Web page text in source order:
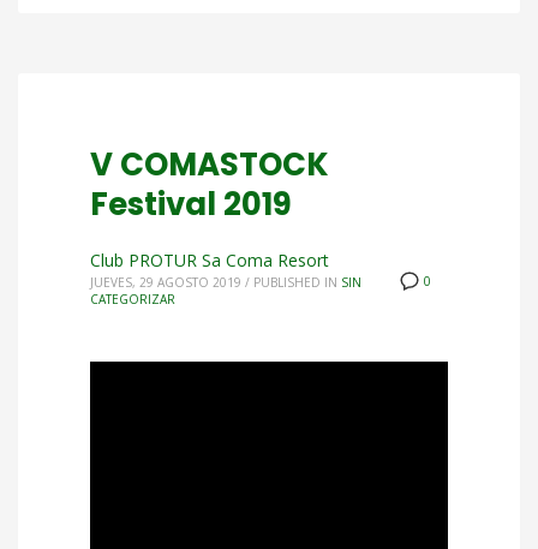
V COMASTOCK
Festival 2019
0
Club PROTUR Sa Coma Resort
JUEVES, 29 AGOSTO 2019 / PUBLISHED IN SIN
CATEGORIZAR